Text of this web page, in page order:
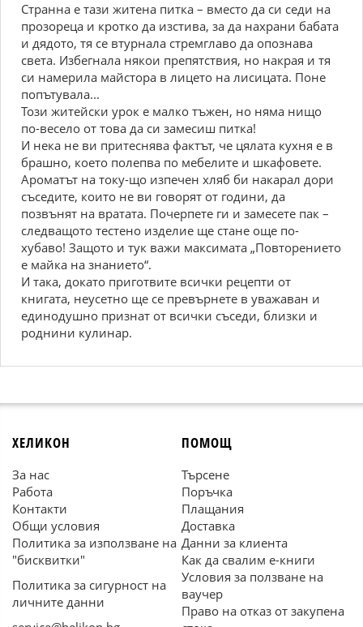
Странна е тази житена питка – вместо да си седи на
прозореца и кротко да изстива, за да нахрани бабата
и дядото, тя се втурнала стремглаво да опознава
света. Избегнала някои препятствия, но накрая и тя
си намерила майстора в лицето на лисицата. Поне
попътувала...
Този житейски урок е малко тъжен, но няма нищо
по-весело от това да си замесиш питка!
И нека не ви притеснява фактът, че цялата кухня е в
брашно, което полепва по мебелите и шкафовете.
Ароматът на току-що изпечен хляб би накарал дори
съседите, които не ви говорят от години, да
позвънят на вратата. Почерпете ги и замесете пак –
следващото тестено изделие ще стане още по-
хубаво! Защото и тук важи максимата „Повторението
е майка на знанието“.
И така, докато приготвите всички рецепти от
книгата, неусетно ще се превърнете в уважаван и
единодушно признат от всички съседи, близки и
роднини кулинар.
ХЕЛИКОН
За нас
Работа
Контакти
Общи условия
Политика за използване на
"бисквитки"
Политика за сигурност на
личните данни
ПОМОЩ
Търсене
Поръчка
Плащания
Доставка
Данни за клиента
Как да свалим е-книги
Условия за ползване на
ваучер
Право на отказ от закупена